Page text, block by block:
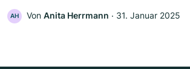
AH Von Anita Herrmann ‧ 31. Januar 2025